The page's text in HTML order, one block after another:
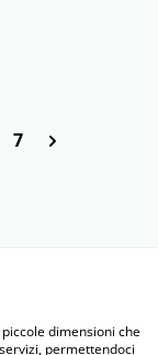
7
dimensioni che
permettendoci